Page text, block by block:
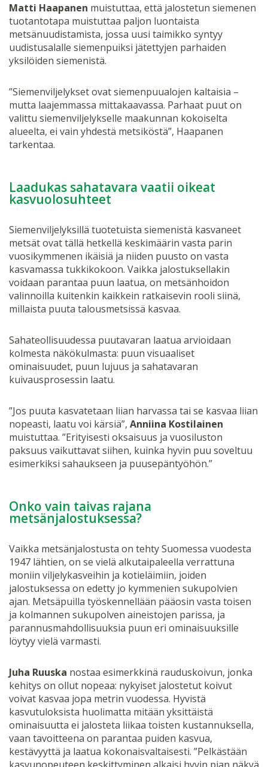
Matti Haapanen muistuttaa, että jalostetun siemenen
tuotantotapa muistuttaa paljon luontaista
metsänuudistamista, jossa uusi taimikko syntyy
uudistusalalle siemenpuiksi jätettyjen parhaiden
yksilöiden siemenistä.
”Siemenviljelykset ovat siemenpuualojen kaltaisia –
mutta laajemmassa mittakaavassa. Parhaat puut on
valittu siemenviljelykselle maakunnan kokoiselta
alueelta, ei vain yhdestä metsiköstä”, Haapanen
tarkentaa.
Laadukas sahatavara vaatii oikeat
kasvuolosuhteet
Siemenviljelyksillä tuotetuista siemenistä kasvaneet
metsät ovat tällä hetkellä keskimäärin vasta parin
vuosikymmenen ikäisiä ja niiden puusto on vasta
kasvamassa tukkikokoon. Vaikka jalostuksellakin
voidaan parantaa puun laatua, on metsänhoidon
valinnoilla kuitenkin kaikkein ratkaisevin rooli siinä,
millaista puuta talousmetsissä kasvaa.
Sahateollisuudessa puutavaran laatua arvioidaan
kolmesta näkökulmasta: puun visuaaliset
ominaisuudet, puun lujuus ja sahatavaran
kuivausprosessin laatu.
”Jos puuta kasvatetaan liian harvassa tai se kasvaa liian
nopeasti, laatu voi kärsiä”, Anniina Kostilainen
muistuttaa. ”Erityisesti oksaisuus ja vuosiluston
paksuus vaikuttavat siihen, kuinka hyvin puu soveltuu
esimerkiksi sahaukseen ja puusepäntyöhön.”
Onko vain taivas rajana
metsänjalostuksessa?
Vaikka metsänjalostusta on tehty Suomessa vuodesta
1947 lähtien, on se vielä alkutaipaleella verrattuna
moniin viljelykasveihin ja kotieläimiin, joiden
jalostuksessa on edetty jo kymmenien sukupolvien
ajan. Metsäpuilla työskennellään pääosin vasta toisen
ja kolmannen sukupolven aineistojen parissa, ja
parannusmahdollisuuksia puun eri ominaisuuksille
löytyy vielä varmasti.
Juha Ruuska nostaa esimerkkinä rauduskoivun, jonka
kehitys on ollut nopeaa: nykyiset jalostetut koivut
voivat kasvaa jopa metrin vuodessa. Hyvistä
kasvutuloksista huolimatta mitään yksittäistä
ominaisuutta ei jalosteta liikaa toisten kustannuksella,
vaan tavoitteena on parantaa puiden kasvua,
kestävyyttä ja laatua kokonaisvaltaisesti. ”Pelkästään